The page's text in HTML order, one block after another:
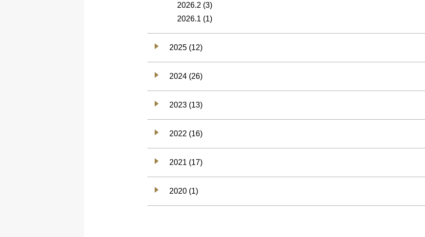
2026.2 (3)
2026.1 (1)
2025 (12)
2024 (26)
2023 (13)
2022 (16)
2021 (17)
2020 (1)